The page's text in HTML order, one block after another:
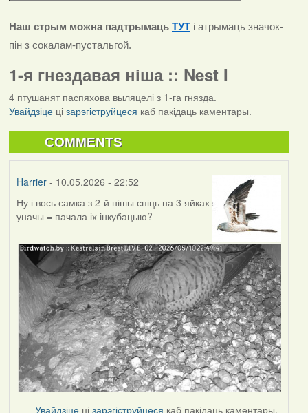
Наш стрым можна падтрымаць ТУТ і атрымаць значок-
пін з сокалам-пустальгой.
1-я гнездавая ніша :: Nest I
4 птушанят паспяхова выляцелі з 1-га гнязда.
Увайдзіцеці зарэгіструйцеся каб пакідаць каментары.
COMMENTS
Harrier- 10.05.2026 - 22:52
Ну і вось самка з 2-й нішы спіць на 3 яйках
уначы = пачала іх інкубацыю?
Увайдзіце цізарэгіструйцеся каб пакідаць каментары.